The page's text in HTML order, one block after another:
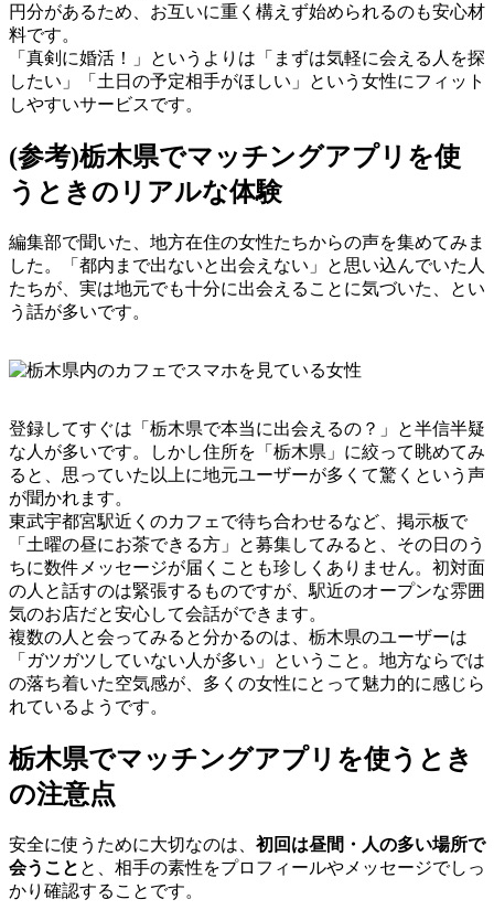
円分があるため、お互いに重く構えず始められるのも安心材
料です。
「真剣に婚活！」というよりは「まずは気軽に会える人を探
したい」「土日の予定相手がほしい」という女性にフィット
しやすいサービスです。
(参考)栃木県でマッチングアプリを使
うときのリアルな体験
編集部で聞いた、地方在住の女性たちからの声を集めてみま
した。「都内まで出ないと出会えない」と思い込んでいた人
たちが、実は地元でも十分に出会えることに気づいた、とい
う話が多いです。
登録してすぐは「栃木県で本当に出会えるの？」と半信半疑
な人が多いです。しかし住所を「栃木県」に絞って眺めてみ
ると、思っていた以上に地元ユーザーが多くて驚くという声
が聞かれます。
東武宇都宮駅近くのカフェで待ち合わせるなど、掲示板で
「土曜の昼にお茶できる方」と募集してみると、その日のう
ちに数件メッセージが届くことも珍しくありません。初対面
の人と話すのは緊張するものですが、駅近のオープンな雰囲
気のお店だと安心して会話ができます。
複数の人と会ってみると分かるのは、栃木県のユーザーは
「ガツガツしていない人が多い」ということ。地方ならでは
の落ち着いた空気感が、多くの女性にとって魅力的に感じら
れているようです。
栃木県でマッチングアプリを使うとき
の注意点
安全に使うために大切なのは、 初回は昼間・人の多い場所で
会うこと と、相手の素性をプロフィールやメッセージでしっ
かり確認することです。